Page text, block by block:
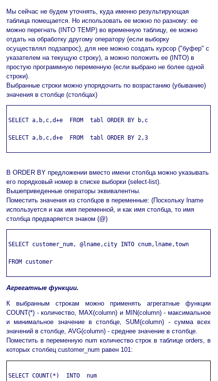
Мы сейчас не будем уточнять, куда именно результирующая
таблица помещается. Но использовать ее можно по разному: ее
можно перегнать (INTO TEMP) во временную таблицу, ее можно
отдать на обработку другому оператору (если выборку
осуществлял подзапрос), для нее можно создать курсор ("буфер" с
указателем на текущую строку), а можно положить ее (INTO) в
простую программную переменную (если выбрано не более одной
строки).
Выбранные строки можно упорядочить по возрастанию (убыванию)
значения в столбце (столбцах)
SELECT a,b,c,d+e  FROM  tabl ORDER BY b,c
SELECT a,b,c,d+e  FROM  tabl ORDER BY 2,3
В ORDER BY предложении вместо имени столбца можно указывать
его порядковый номер в списке выборки (select-list).
Вышеприведенные операторы эквивалентны.
Поместить значения из столбцов в переменные: (Поскольку lname
используется и как имя переменной, и как имя столбца, то имя
столбца предваряется знаком (@)
SELECT customer_num, @lname,city INTO cnum,lname,town
FROM customer
Агрегатные функции.
К выбранным строкам можно применять агрегатные функции
COUNT(*) - количество, MAX(column) и MIN(column) - максимальное
и минимальное значение в столбце, SUM(column) - сумма всех
значений в столбце, AVG(column) - среднее значение в столбце.
Поместить в переменную num количество строк в таблице orders, в
которых столбец customer_num равен 101:
SELECT COUNT(*)  INTO  num